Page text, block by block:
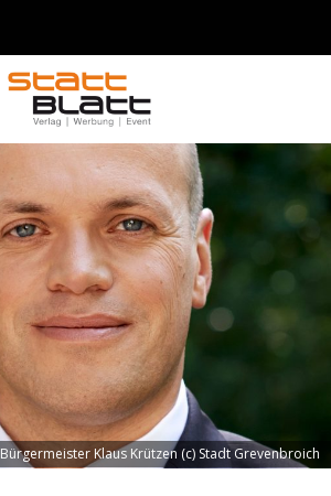
Bürgermeister Klaus Krützen (c) Stadt Grevenbroich